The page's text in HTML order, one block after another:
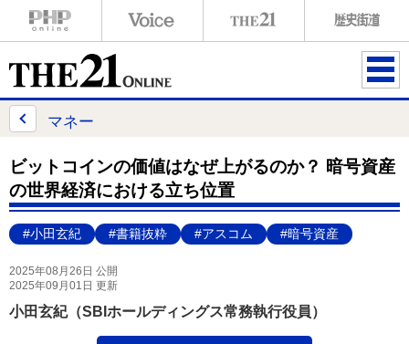
ME
マネー
ビットコインの価値はなぜ上がるのか？ 暗号資産
の世界経済における立ち位置
#小田玄紀 #書籍抜粋 #アスコム #暗号資産
2025年08月26日 公開
2025年09月01日 更新
小田玄紀（SBIホールディングス常務執行役員）